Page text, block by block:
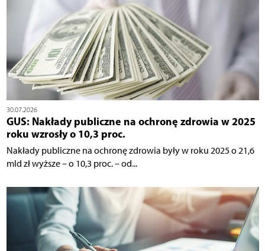
30.07.2026
GUS: Nakłady publiczne na ochronę zdrowia w 2025
roku wzrosły o 10,3 proc.
Nakłady publiczne na ochronę zdrowia były w roku 2025 o 21,6
mld zł wyższe – o 10,3 proc. – od...